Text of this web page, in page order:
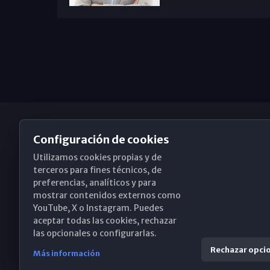
Obispado de Málaga
Santa María, 18-20. 29015 Málaga
(+34) 952 224 386
Configuración de cookies
Utilizamos cookies propias y de
terceros para fines técnicos, de
preferencias, analíticos y para
mostrar contenidos externos como
YouTube, X o Instagram. Puedes
aceptar todas las cookies, rechazar
las opcionales o configurarlas.
Más información Rechazar